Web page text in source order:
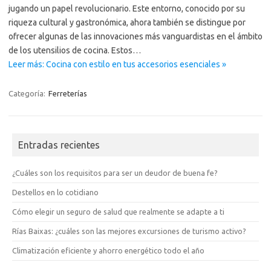
jugando un papel revolucionario. Este entorno, conocido por su
riqueza cultural y gastronómica, ahora también se distingue por
ofrecer algunas de las innovaciones más vanguardistas en el ámbito
de los utensilios de cocina. Estos…
Leer más: Cocina con estilo en tus accesorios esenciales »
Categoría: Ferreterías
Entradas recientes
¿Cuáles son los requisitos para ser un deudor de buena fe?
Destellos en lo cotidiano
Cómo elegir un seguro de salud que realmente se adapte a ti
Rías Baixas: ¿cuáles son las mejores excursiones de turismo activo?
Climatización eficiente y ahorro energético todo el año